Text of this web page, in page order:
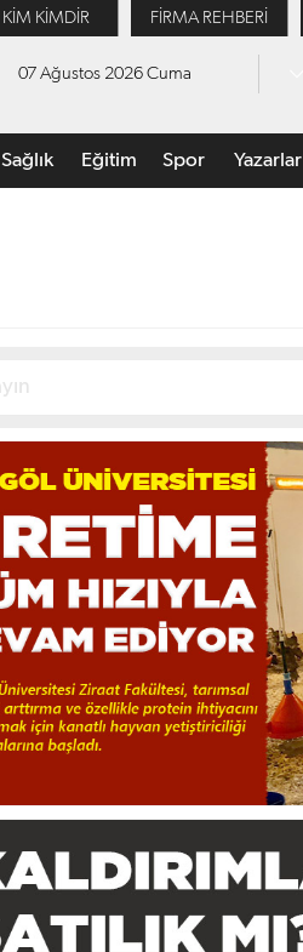
KİM KİMDİR FİRMA REHBERİ
07 Ağustos 2026 Cuma
Sağlık Eğitim Spor Yazarlar